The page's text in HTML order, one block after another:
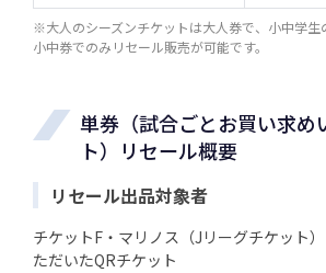
※大人のシーズンチケットは大人券で、小中学生
小中券でのみリセール販売が可能です。
単券（試合ごとお買い求め
ト）リセール概要
リセール出品対象者
チケットF・マリノス（Jリーグチケット
ただいたQRチケット